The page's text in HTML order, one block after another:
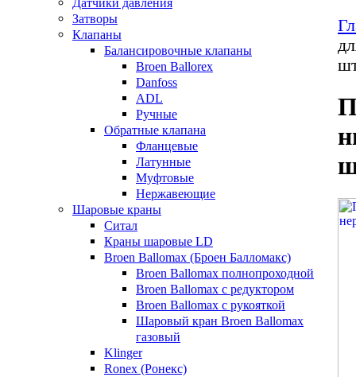
Затворы
Клапаны
Балансировочные клапаны
Broen Ballorex
Danfoss
ADL
Ручные
Обратные клапана
Фланцевые
Латунные
Муфтовые
Нержавеющие
Шаровые краны
Ситал
Краны шаровые LD
Broen Ballomax (Броен Балломакс)
Broen Ballomax полнопроходной
Broen Ballomax с редуктором
Broen Ballomax с рукояткой
Шаровый кран Broen Ballomax
газовый
Klinger
Ronex (Ронекс)